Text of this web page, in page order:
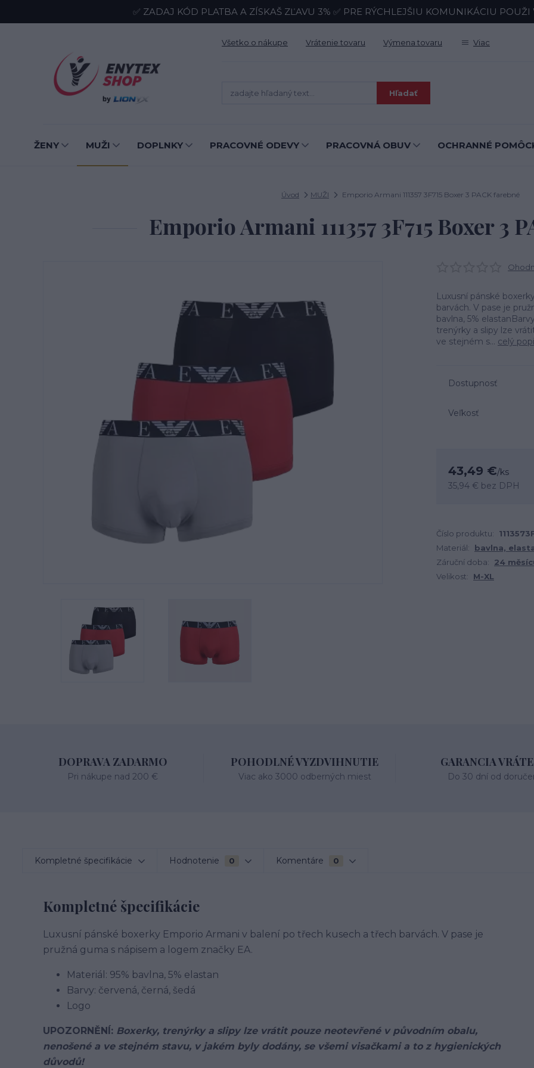
✅ ZADAJ KÓD PLATBA A ZÍSKAŠ ZĽAVU 3% ✅ PRE RÝCHLEJŠIU KOMUNIKÁCIU
Všetko o nákupe Vrátenie tovaru Výmena tovaru Viac
Hľadať
ŽENY MUŽI DOPLNKY PRACOVNÉ ODEVY PRACOVNÁ OBUV OCHRANNÉ
Úvod MUŽI Emporio Armani 111357 3F715 Boxer 3 PACK farebné
Emporio Armani 111357 3F715 Boxer 3
Luxusní pánské
barvách. V pase je
bavlna, 5%
trenýrky a slipy lze
ve stejném s... celý
Dostupnosť
Veľkosť
43,49 €/ks
35,94 € bez DPH
Číslo produktu:
Materiál:
bavlna,
Záruční doba:
24
Velikost:
M-XL
DOPRAVA ZADARMO
Pri nákupe nad 200 €
POHODLNÉ VYZDVIHNUTIE
Viac ako 3000 odberných miest
GARANCIA
Do 30 dní od
Kompletné špecifikácie Hodnotenie 0 Komentáre 0
Kompletné špecifikácie
Luxusní pánské boxerky Emporio Armani v balení po třech kusech a třech barvách. V pase je
pružná guma s nápisem a logem značky EA.
Materiál: 95% bavlna, 5% elastan
Barvy: červená, černá, šedá
Logo
UPOZORNĚNÍ: Boxerky, trenýrky a slipy lze vrátit pouze neotevřené v původním obalu,
nenošené a ve stejném stavu, v jakém byly dodány, se všemi visačkami a to z hygienických
důvodů!